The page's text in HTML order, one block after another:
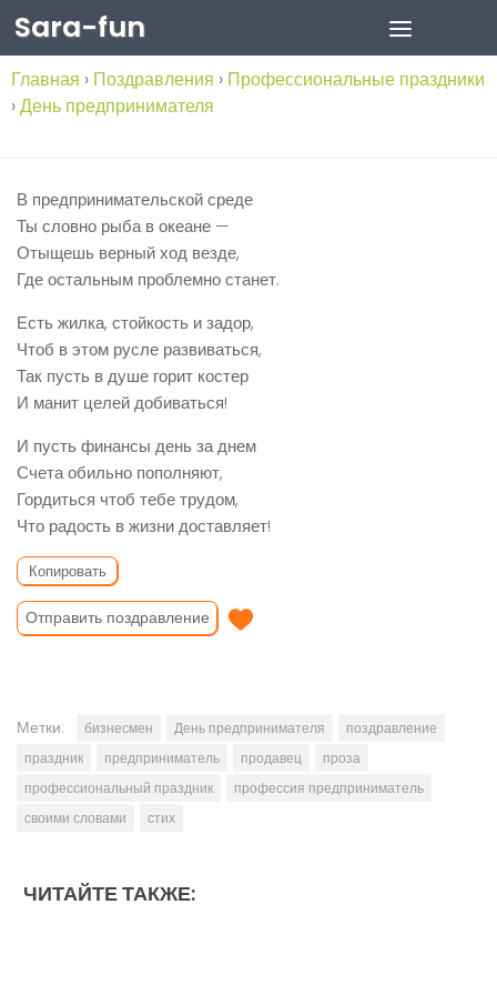
Skip to content
Sara-fun
Главная › Поздравления › Профессиональные праздники
›День предпринимателя
В предпринимательской среде
Ты словно рыба в океане —
Отыщешь верный ход везде,
Где остальным проблемно станет.
Есть жилка, стойкость и задор,
Чтоб в этом русле развиваться,
Так пусть в душе горит костер
И манит целей добиваться!
И пусть финансы день за днем
Счета обильно пополняют,
Гордиться чтоб тебе трудом,
Что радость в жизни доставляет!
Копировать
Отправить поздравление
Метки: бизнесмен День предпринимателя
поздравление
праздник
предприниматель продавец
проза
профессиональный праздник
профессия предприниматель
своими словами
стих
ЧИТАЙТЕ ТАКЖЕ: